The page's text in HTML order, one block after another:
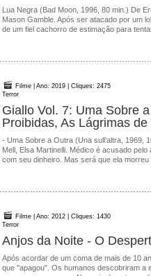
Lua Negra (Bad Moon, 1996, 80 min.) De
Mason Gamble. Após ser atacado por um
de um fiel cachorro de estimação para
Filme | Ano: 2019 | Cliques: 2475
Terror
Giallo Vol. 7: Uma Sobre
Proibidas, As Lágrimas
- Uma Sobre a Outra (Una sull’altra, 1969,
Mell, Elsa Martinelli. Médico é acusado
com seu dinheiro. Mas será que ela
Filme | Ano: 2012 | Cliques: 1430
Terror
Anjos da Noite - O
Após acordar de um coma de mais de 10
que "apagou". Os humanos descobriram a